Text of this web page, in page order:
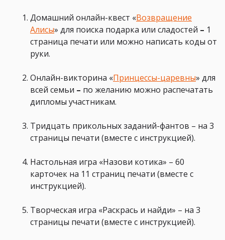
Домашний онлайн-квест «Возвращение
Алисы» для поиска подарка или сладостей – 1
страница печати или можно написать коды от
руки.
Онлайн-викторина «Принцессы-царевны» для
всей семьи – по желанию можно распечатать
дипломы участникам.
Тридцать прикольных заданий-фантов – на 3
страницы печати (вместе с инструкцией).
Настольная игра «Назови котика» – 60
карточек на 11 страниц печати (вместе с
инструкцией).
Творческая игра «Раскрась и найди» – на 3
страницы печати (вместе с инструкцией).